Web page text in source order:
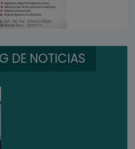
DE NOTICIAS